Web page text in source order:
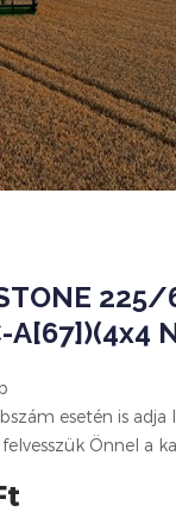
A[67])(4x4
esetén is
Önnel a